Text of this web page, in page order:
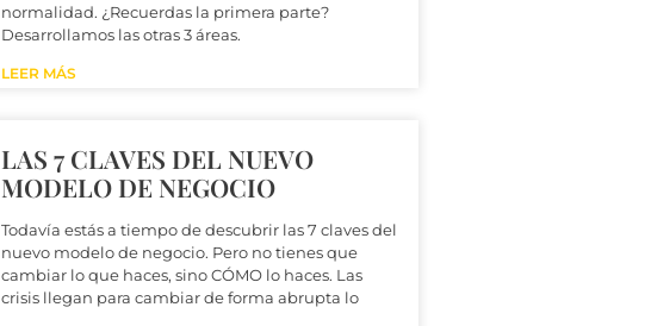
normalidad. ¿Recuerdas la primera parte?
Desarrollamos las otras 3 áreas.
LEER MÁS
LAS 7 CLAVES DEL NUEVO
MODELO DE NEGOCIO
Todavía estás a tiempo de descubrir las 7 claves del
nuevo modelo de negocio. Pero no tienes que
cambiar lo que haces, sino CÓMO lo haces. Las
crisis llegan para cambiar de forma abrupta lo